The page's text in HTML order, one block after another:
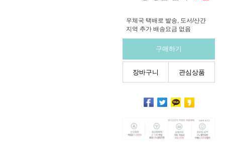
우체국 택배로 발송, 도서/산간
지역 추가 배송요금 없음
구매하기
장바구니 관심상품